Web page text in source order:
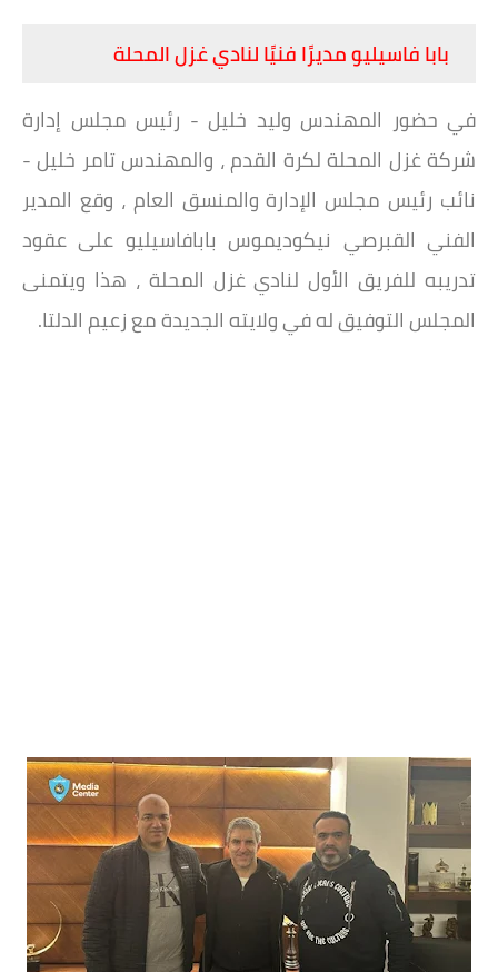
بابا فاسيليو مديرًا فنيًا لنادي غزل المحلة
في حضور المهندس وليد خليل - رئيس مجلس إدارة
شركة غزل المحلة لكرة القدم ، والمهندس تامر خليل -
نائب رئيس مجلس الإدارة والمنسق العام ، وقع المدير
الفني القبرصي نيكوديموس بابافاسيليو على عقود
تدريبه للفريق الأول لنادي غزل المحلة ، هذا ويتمنى
المجلس التوفيق له في ولايته الجديدة مع زعيم الدلتا.